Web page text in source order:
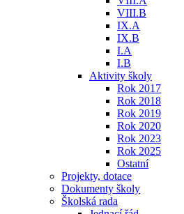
VIII.B
IX.A
IX.B
I.A
I.B
Aktivity školy
Rok 2017
Rok 2018
Rok 2019
Rok 2020
Rok 2023
Rok 2025
Ostatní
Projekty, dotace
Dokumenty školy
Školská rada